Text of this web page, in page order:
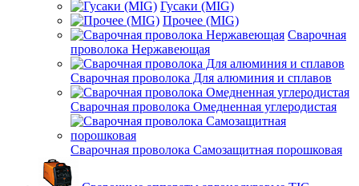
Гусаки (MIG)
Прочее (MIG)
Сварочная
проволока Нержавеющая
Сварочная проволока Для алюминия и сплавов
Сварочная проволока Омедненная углеродистая
Сварочная проволока Самозащитная порошковая